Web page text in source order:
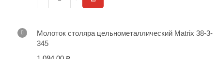
Молоток столяра цельнометаллический Matrix 38-3-
345